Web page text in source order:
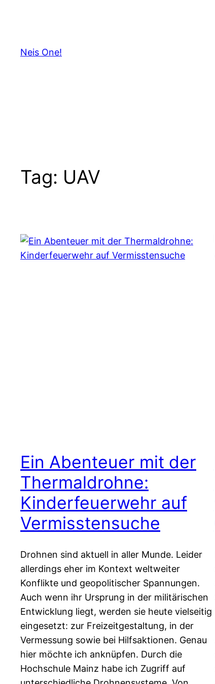
Neis One!
Tag: UAV
Ein Abenteuer mit der
Thermaldrohne:
Kinderfeuerwehr auf
Vermisstensuche
Drohnen sind aktuell in aller Munde. Leider
allerdings eher im Kontext weltweiter
Konflikte und geopolitischer Spannungen.
Auch wenn ihr Ursprung in der militärischen
Entwicklung liegt, werden sie heute vielseitig
eingesetzt: zur Freizeitgestaltung, in der
Vermessung sowie bei Hilfsaktionen. Genau
hier möchte ich anknüpfen. Durch die
Hochschule Mainz habe ich Zugriff auf